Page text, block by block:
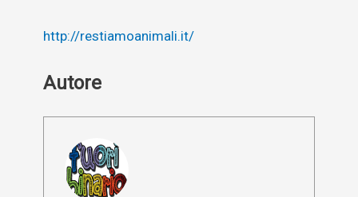
http://restiamoanimali.it/
Autore